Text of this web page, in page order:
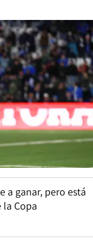
a ganar, pero está
la Copa